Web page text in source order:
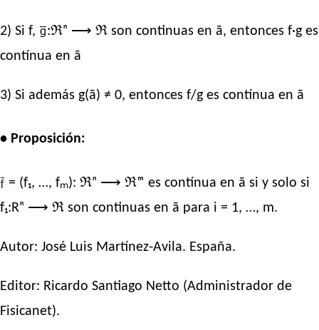
2) Si f,
:ℜⁿ ⟶ ℜ son continuas en ā, entonces f·g es
contínua en ā
3) Si además g(ā) ≠ 0, entonces f/g es contínua en ā
• Proposición:
= (f₁, …, fₘ): ℜⁿ ⟶ ℜᵐ es contínua en ā si y solo si
f₁:Rⁿ ⟶ ℜ son continuas en ā para i = 1, …, m.
Autor: José Luis Martínez-Avila. España.
Editor: Ricardo Santiago Netto (Administrador de
Fisicanet).